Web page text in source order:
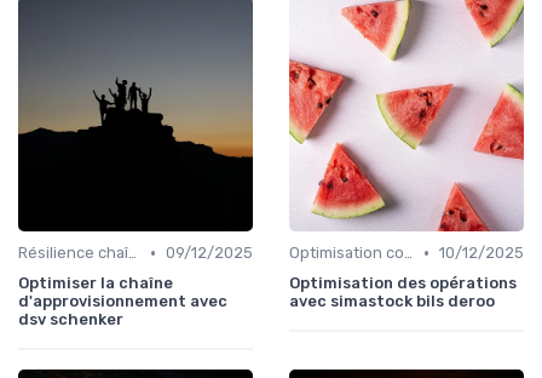
Résilience chaîne • 09/12/2025
Optimiser la chaîne
d'approvisionnement avec
dsv schenker
Optimisation coûts • 10/12/2025
Optimisation des opérations
avec simastock bils deroo